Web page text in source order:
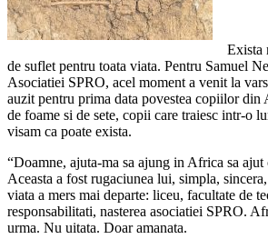
Exista
de suflet pentru toata viata. Pentru Samuel
Asociatiei SPRO, acel moment a venit la
auzit pentru prima data povestea copiilor
de foame si de sete, copii care traiesc intr-o
visam ca poate exista.
“Doamne, ajuta-ma sa ajung in Africa sa
Aceasta a fost rugaciunea lui, simpla,
viata a mers mai departe: liceu, facultate de
responsabilitati, nasterea asociatiei SPRO.
urma. Nu uitata. Doar amanata.